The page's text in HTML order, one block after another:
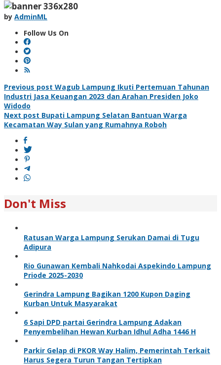
by AdminML
Follow Us On
Post
navigation
Previous post Wagub Lampung Ikuti Pertemuan Tahunan
Industri Jasa Keuangan 2023 dan Arahan Presiden Joko
Widodo
Next post Bupati Lampung Selatan Bantuan Warga
Kecamatan Way Sulan yang Rumahnya Roboh
Don't Miss
Ratusan Warga Lampung Serukan Damai di Tugu
Adipura
Rio Gunawan Kembali Nahkodai Aspekindo Lampung
Priode 2025-2030
Gerindra Lampung Bagikan 1200 Kupon Daging
Kurban Untuk Masyarakat
6 Sapi DPD partai Gerindra Lampung Adakan
Penyembelihan Hewan Kurban Idhul Adha 1446 H
Parkir Gelap di PKOR Way Halim, Pemerintah Terkait
Harus Segera Turun Tangan Tertipkan